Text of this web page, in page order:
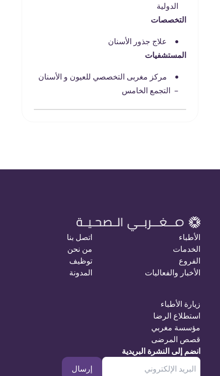
الدولية
التخصصات
علاج جذور الأسنان
المستشفيات
مركز مغربى التخصصي للعيون و الأسنان
– التجمع الخامس
الأطباء
الخدمات
الفروع
الأخبار والفعاليات
اتصل بنا
من نحن
توظيف
المدونة
زيارة الأطباء
استطلاع الرضا
مؤسسة مغربي
قصص المرضى
انضم إلى النشرة البريدية
إرسال